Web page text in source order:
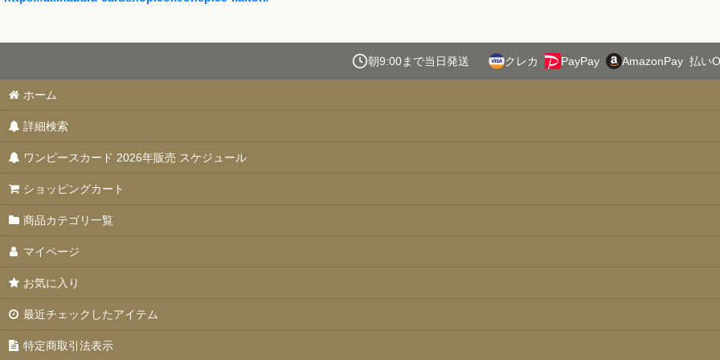
朝9:00まで当日発送 クレカ PayPay AmazonPay 払い
ホーム
詳細検索
ワンピースカード 2026年販売 スケジュール
ショッピングカート
商品カテゴリ一覧
マイページ
お気に入り
最近チェックしたアイテム
特定商取引法表示